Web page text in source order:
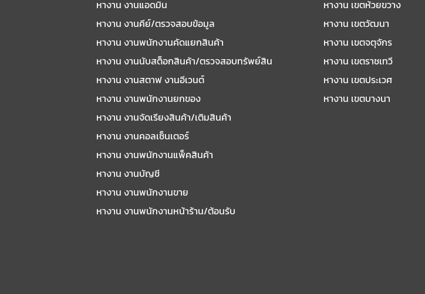
หางาน งานแอดมิน
หางาน งานคีย์/ตรวจสอบข้อมูล
หางาน งานพนักงานคัดแยกสินค้า
หางาน งานนับสต็อกสินค้า/ตรวจสอบทรัพย์สิน
หางาน งานสตาฟ งานอีเวนต์
หางาน งานพนักงานยกของ
หางาน งานจัดเรียงสินค้า/เติมสินค้า
หางาน งานคอลเซ็นเตอร์
หางาน งานพนักงานแพ็คสินค้า
หางาน งานบัญชี
หางาน งานพนักงานขาย
หางาน งานพนักงานหน้าร้าน/ต้อนรับ
หางาน เขตห้วยขวาง
หางาน เขตวัฒนา
หางาน เขตจตุจักร
หางาน เขตราชเทวี
หางาน เขตประเวศ
หางาน เขตบางนา